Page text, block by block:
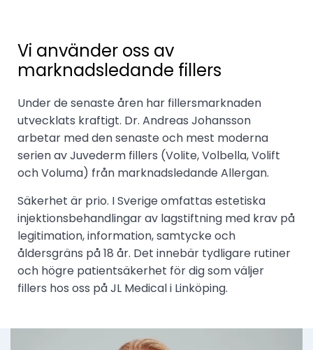
Vi använder oss av
marknadsledande fillers
Under de senaste åren har fillersmarknaden
utvecklats kraftigt. Dr. Andreas Johansson
arbetar med den senaste och mest moderna
serien av Juvederm fillers (Volite, Volbella, Volift
och Voluma) från marknadsledande Allergan.
Säkerhet är prio. I Sverige omfattas estetiska
injektionsbehandlingar av lagstiftning med krav på
legitimation, information, samtycke och
åldersgräns på 18 år. Det innebär tydligare rutiner
och högre patientsäkerhet för dig som väljer
fillers hos oss på JL Medical i Linköping.